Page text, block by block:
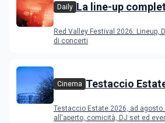
Daily La line-up
Red Valley Festival 2026: Lineup,
di concerti
Cinema Testaccio
Ferragosto
Testaccio Estate 2026, ad
all'aperto, comicità, DJ set ed